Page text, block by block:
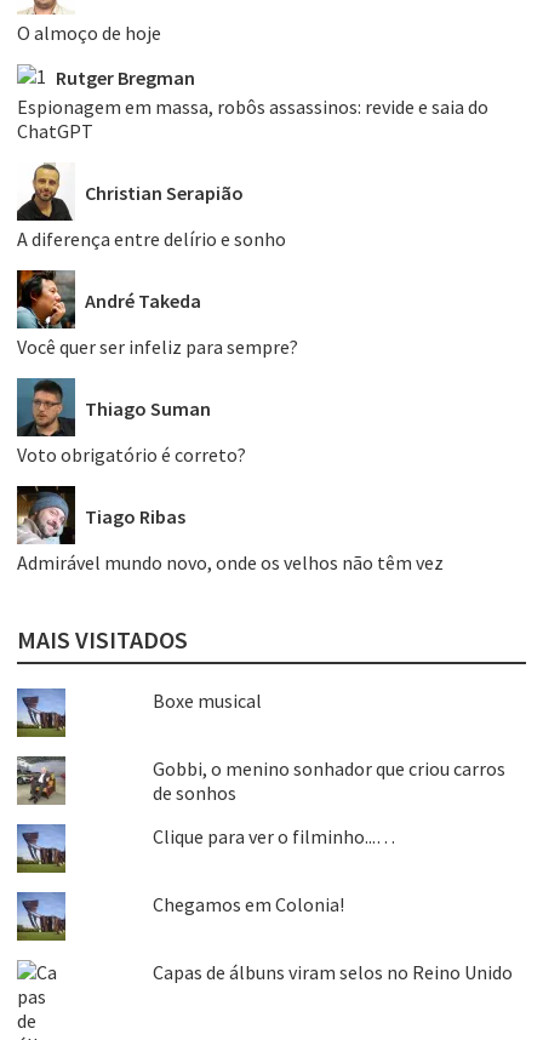
O almoço de hoje
Rutger Bregman
Espionagem em massa, robôs assassinos: revide e saia do
ChatGPT
Christian Serapião
A diferença entre delírio e sonho
André Takeda
Você quer ser infeliz para sempre?
Thiago Suman
Voto obrigatório é correto?
Tiago Ribas
Admirável mundo novo, onde os velhos não têm vez
MAIS VISITADOS
Boxe musical
Gobbi, o menino sonhador que criou carros
de sonhos
Clique para ver o filminho...…
Chegamos em Colonia!
Capas de álbuns viram selos no Reino Unido